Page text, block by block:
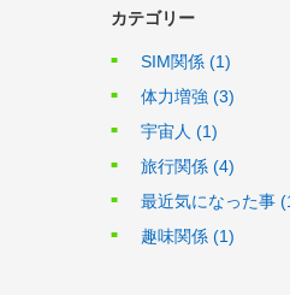
カテゴリー
SIM関係 (1)
体力増強 (3)
宇宙人 (1)
旅行関係 (4)
最近気になった事
趣味関係 (1)